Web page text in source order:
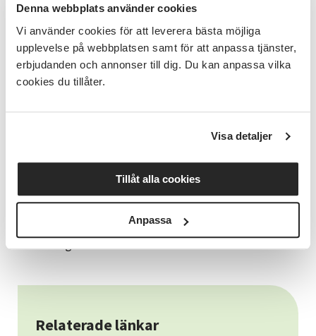
Denna webbplats använder cookies
Vi använder cookies för att leverera bästa möjliga
upplevelse på webbplatsen samt för att anpassa tjänster,
erbjudanden och annonser till dig. Du kan anpassa vilka
cookies du tillåter.
Visa detaljer
Tillåt alla cookies
Anpassa
och tid för diskussion.
Du behöver:
Har du frågor?
Hör av dig till oss!
Relaterade länkar